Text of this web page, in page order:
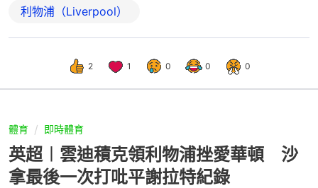
利物浦（Liverpool）
2 1 0 0 0
體育 即時體育
英超︱雲迪積克領利物浦挫愛華頓 沙
拿最後一次打吡平謝拉特紀錄